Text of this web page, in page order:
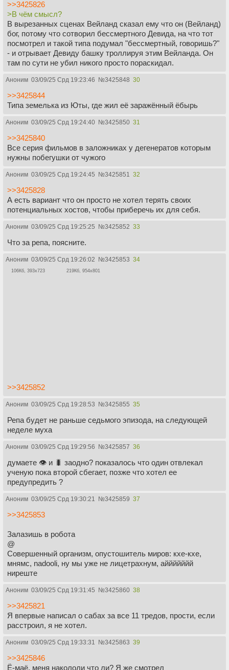
>>3425826
>В чём смысл?
В вырезанных сценах Вейланд сказал ему что он (Вейланд)
бог, потому что сотворил бессмертного Девида, на что тот
посмотрел и такой типа подумал "бессмертный, говоришь?"
- и отрывает Девиду башку троллируя этим Вейланда. Он
там по сути не убил никого просто пораскидал.
Аноним 03/09/25 Срд 19:23:46 №3425848 30
>>3425844
Типа земелька из Юты, где жил её заражённый ёбырь
Аноним 03/09/25 Срд 19:24:40 №3425850 31
>>3425840
Все серия фильмов в заложниках у дегенератов которым
нужны побегушки от чужого
Аноним 03/09/25 Срд 19:24:45 №3425851 32
>>3425828
А есть вариант что он просто не хотел терять своих
потенциальных хостов, чтобы приберечь их для себя.
Аноним 03/09/25 Срд 19:25:25 №3425852 33
Что за репа, поясните.
Аноним 03/09/25 Срд 19:26:02 №3425853 34
106Кб, 393x723 219Кб, 954x801
>>3425852
Аноним 03/09/25 Срд 19:28:53 №3425855 35
Репа будет не раньше седьмого эпизода, на следующей
неделе муха
Аноним 03/09/25 Срд 19:29:56 №3425857 36
думаете 👁️ и 🐛 заодно? показалось что один отвлекал
ученую пока второй сбегает, позже что хотел ее
предупредить ?
Аноним 03/09/25 Срд 19:30:21 №3425859 37
>>3425853
Залазишь в робота
@
Совершенный организм, опустошитель миров: кхе-кхе,
мнямс, nadooli, ну мы уже не лицетрахнум, аййййййй
ниреште
Аноним 03/09/25 Срд 19:31:45 №3425860 38
>>3425821
Я впервые написал о сабах за все 11 тредов, прости, если
расстроил, я не хотел.
Аноним 03/09/25 Срд 19:33:31 №3425863 39
>>3425846
Ё-маё, меня накололи что ли? Я же смотрел